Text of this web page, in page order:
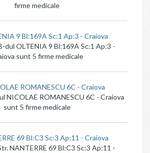
firme medicale
9 Bl:169A Sc:1 Ap:3 - Craiova
dul OLTENIA 9 Bl:169A Sc:1 Ap:3 -
sunt 5 firme medicale
ROMANESCU 6C - Craiova
NICOLAE ROMANESCU 6C - Craiova
sunt 5 firme medicale
69 Bl:C3 Sc:3 Ap:11 - Craiova
NANTERRE 69 Bl:C3 Sc:3 Ap:11 -